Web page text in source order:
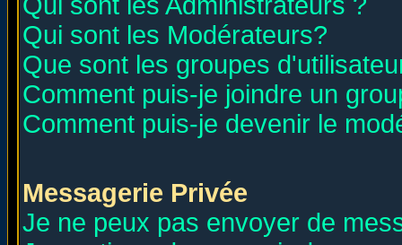
Qui sont les Modérateurs?
Que sont les groupes
Comment puis-je joindre un
Comment puis-je devenir le
Messagerie Privée
Je ne peux pas envoyer de